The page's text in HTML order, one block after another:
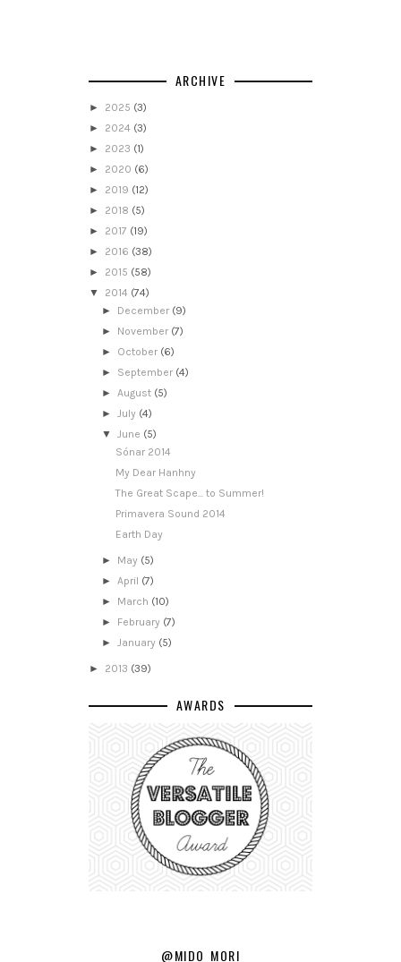
ARCHIVE
► 2025 (3)
► 2024 (3)
► 2023 (1)
► 2020 (6)
► 2019 (12)
► 2018 (5)
► 2017 (19)
► 2016 (38)
► 2015 (58)
▼ 2014 (74)
► December (9)
► November (7)
► October (6)
► September (4)
►August (5)
►July (4)
▼June (5)
Sónar 2014
My Dear Hanhny
The Great Scape... to Summer!
Primavera Sound 2014
Earth Day
► May (5)
►April (7)
► March (10)
► February (7)
►January (5)
► 2013 (39)
AWARDS
@MIDO_MORI